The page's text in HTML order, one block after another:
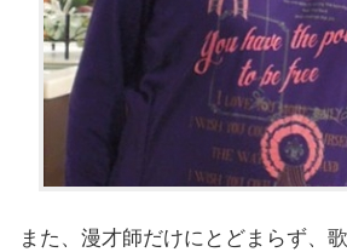
また、漫才師だけにとどまらず、